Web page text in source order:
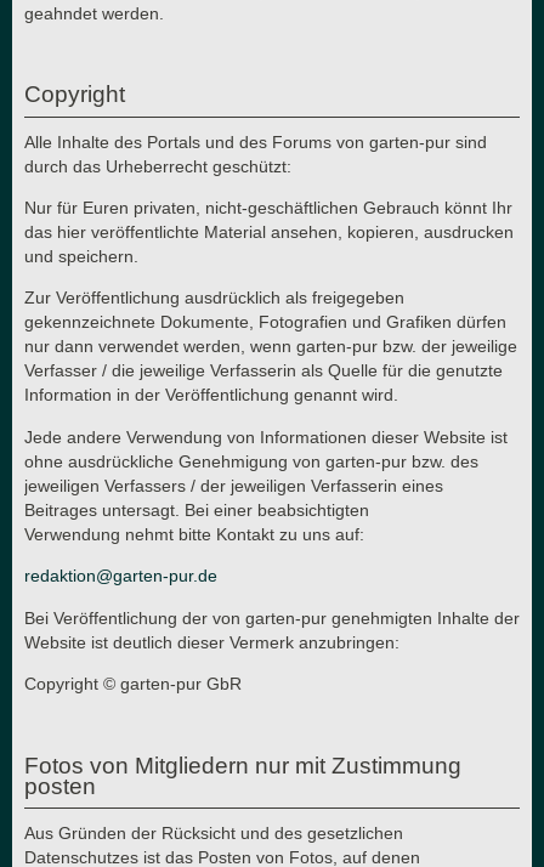
geahndet werden.
Copyright
Alle Inhalte des Portals und des Forums von garten-pur sind
durch das Urheberrecht geschützt:
Nur für Euren privaten, nicht-geschäftlichen Gebrauch könnt Ihr
das hier veröffentlichte Material ansehen, kopieren, ausdrucken
und speichern.
Zur Veröffentlichung ausdrücklich als freigegeben
gekennzeichnete Dokumente, Fotografien und Grafiken dürfen
nur dann verwendet werden, wenn garten-pur bzw. der jeweilige
Verfasser / die jeweilige Verfasserin als Quelle für die genutzte
Information in der Veröffentlichung genannt wird.
Jede andere Verwendung von Informationen dieser Website ist
ohne ausdrückliche Genehmigung von garten-pur bzw. des
jeweiligen Verfassers / der jeweiligen Verfasserin eines
Beitrages untersagt. Bei einer beabsichtigten
Verwendung nehmt bitte Kontakt zu uns auf:
redaktion@garten-pur.de
Bei Veröffentlichung der von garten-pur genehmigten Inhalte der
Website ist deutlich dieser Vermerk anzubringen:
Copyright © garten-pur GbR
Fotos von Mitgliedern nur mit Zustimmung
posten
Aus Gründen der Rücksicht und des gesetzlichen
Datenschutzes ist das Posten von Fotos, auf denen